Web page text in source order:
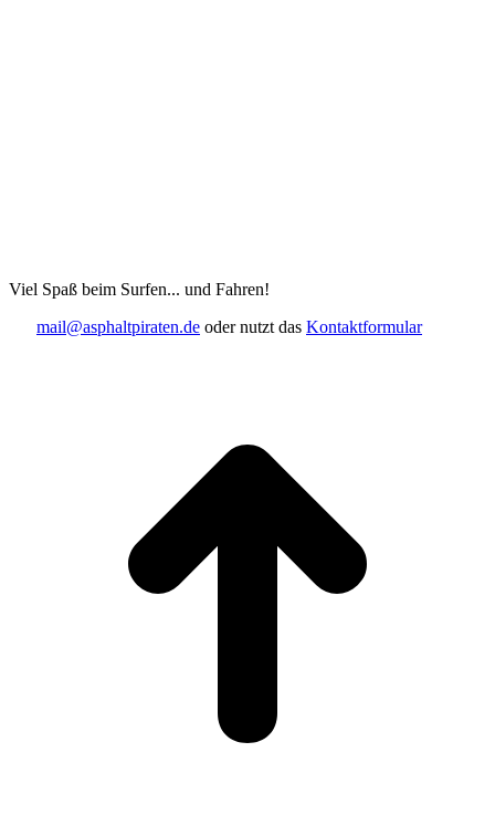
Viel Spaß beim Surfen... und Fahren!
mail@asphaltpiraten.de oder nutzt das Kontaktformular